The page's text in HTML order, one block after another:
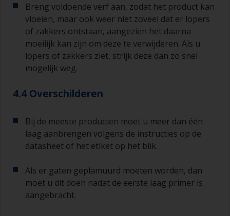
Breng voldoende verf aan, zodat het product kan
vloeien, maar ook weer niet zoveel dat er lopers
of zakkers ontstaan, aangezien het daarna
moeilijk kan zijn om deze te verwijderen. Als u
lopers of zakkers ziet, strijk deze dan zo snel
mogelijk weg.
4.4 Overschilderen
Bij de meeste producten moet u meer dan één
laag aanbrengen volgens de instructies op de
datasheet of het etiket op het blik.
Als er gaten geplamuurd moeten worden, dan
moet u dit doen nadat de eerste laag primer is
aangebracht.